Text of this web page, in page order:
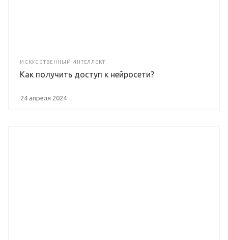
ИСКУССТВЕННЫЙ ИНТЕЛЛЕКТ
Как получить доступ к нейросети?
24 апреля 2024